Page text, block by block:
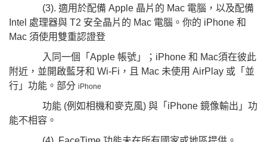
(3). 適用於配備 Apple 晶片的 Mac 電腦，以及配備
Intel 處理器與 T2 安全晶片的 Mac 電腦。你的 iPhone 和
Mac 須使用雙重認證登
入同一個「Apple 帳號」；iPhone 和 Mac須在彼此
附近，並開啟藍牙和 Wi-Fi，且 Mac 未使用 AirPlay 或「並
行」功能。部分 iPhone
功能 (例如相機和麥克風) 與「iPhone 鏡像輸出」功
能不相容。